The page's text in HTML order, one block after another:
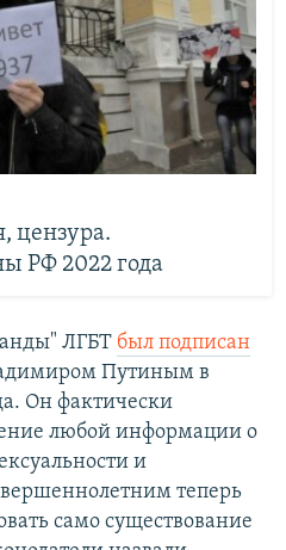
цензура.
РФ 2022 года
ЛГБТ был подписан
Путиным в
Он фактически
любой информации о
и
теперь
само существование